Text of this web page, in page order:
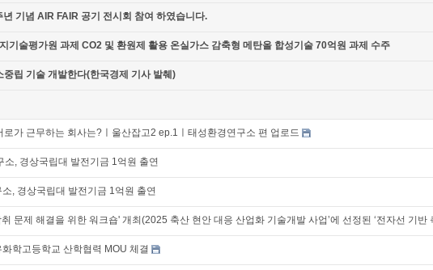
기념 AIR FAIR 공기 전시회 참여 하였습니다.
기술평가원 과제 CO2 및 환원제 활용 온실가스 감축형 메탄올 합성기술 70억원 과제 수주
립 기술 개발한다(한국경제 기사 발췌)
로가 근무하는 회사는?ㅣ울산잡고2 ep.1ㅣ태성환경연구소 편 업로드
소, 경상국립대 발전기금 1억원 출연
, 경상국립대 발전기금 1억원 출연
문제 해결을 위한 워크숍' 개최(2025 축산 현안 대응 산업화 기술개발 사업’에 선정된 ‘전자선 기
학고등학교 산학협력 MOU 체결